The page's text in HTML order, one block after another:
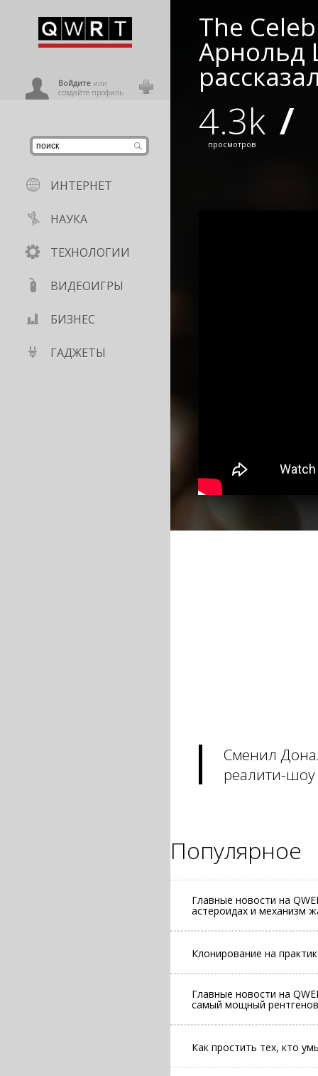
Войдитеили
создайте профиль
ИНТЕРНЕТ
НАУКА
ТЕХНОЛОГИИ
ВИДЕОИГРЫ
БИЗНЕС
ГАДЖЕТЫ
The
Арнольд
4.3k
просмотров /
Сменил
реалити-шоу
Популярное
Главные новости на
астероидах и механизм
Клонирование на
Главные новости на
самый мощный
Как простить тех, кто